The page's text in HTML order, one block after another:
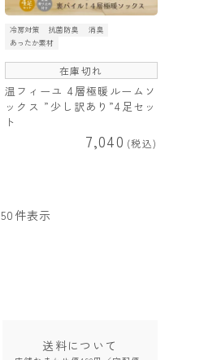
冷房対策 抗菌防臭
消臭
あったか素材
在庫切れ
温フィーユ 4層極暖ルームソ
ックス ”少し訳あり”4足セッ
ト
7,040 税込
50 件表示
送料について